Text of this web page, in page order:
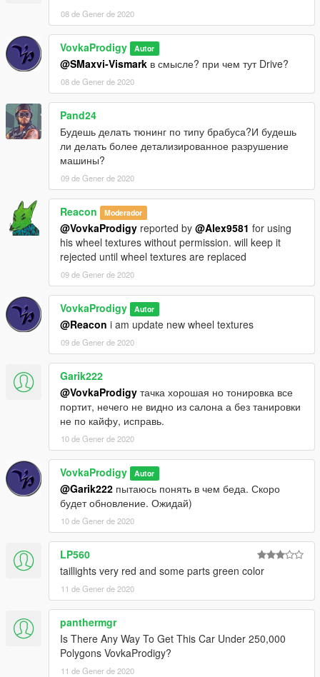
08 de Gener de 2020
VovkaProdigy Autor
@SMaxvi-Vismark в смысле? при чем тут Drive?
08 de Gener de 2020
Pand24
Будешь делать тюнинг по типу брабуса?И будешь
ли делать более детализированное разрушение
машины?
09 de Gener de 2020
Reacon Moderador
@VovkaProdigy reported by @Alex9581 for using
his wheel textures without permission. will keep it
rejected until wheel textures are replaced
09 de Gener de 2020
VovkaProdigy Autor
@Reacon i am update new wheel textures
09 de Gener de 2020
Garik222
@VovkaProdigy тачка хорошая но тонировка все
портит, нечего не видно из салона а без танировки
не по кайфу, исправь.
10 de Gener de 2020
VovkaProdigy Autor
@Garik222 пытаюсь понять в чем беда. Скоро
будет обновление. Ожидай)
10 de Gener de 2020
LP560
taillights very red and some parts green color
11 de Gener de 2020
panthermgr
Is There Any Way To Get This Car Under 250,000
Polygons VovkaProdigy?
11 de Gener de 2020